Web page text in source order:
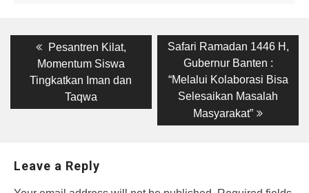
Post
navigation
Previous
post:
Pesantren Kilat,
Momentum Siswa
Tingkatkan Iman dan
Taqwa
Next
post:
Safari Ramadan 1446 H,
Gubernur Banten :
“Melalui Kolaborasi Bisa
Selesaikan Masalah
Masyarakat”
Leave a Reply